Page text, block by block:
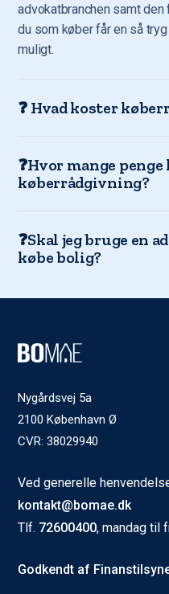
advokatbranchen samt
du som køber får en så
muligt.
❓ Hvad koster
❓Hvor mange penge
køberrådgivning?
❓Skal jeg bruge en
købe bolig?
Nygårdsvej 5a
2100 København Ø
CVR: 38029940
Ved generelle
kontakt@bomae.dk
Tlf. 72600400, mandag til
Godkendt af